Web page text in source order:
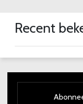
Recent